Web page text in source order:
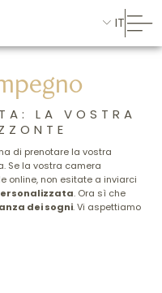
IT
LA VOSTRA
di prenotare la vostra
Se la vostra camera
online, non esitate a inviarci
. Ora sì che
dei sogni. Vi aspettiamo